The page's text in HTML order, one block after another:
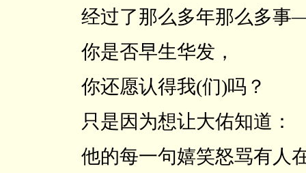
经过了那么多年那么多
你是否早生华发，
你还愿认得我(们)吗？
只是因为想让大佑知道：
他的每一句嬉笑怒骂有人